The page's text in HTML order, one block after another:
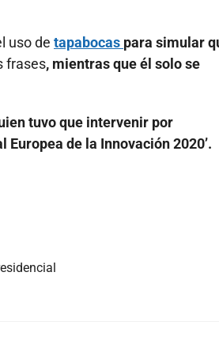
uso de tapabocas para simular
frases, mientras que él solo se
tuvo que intervenir por
de la Innovación 2020’.